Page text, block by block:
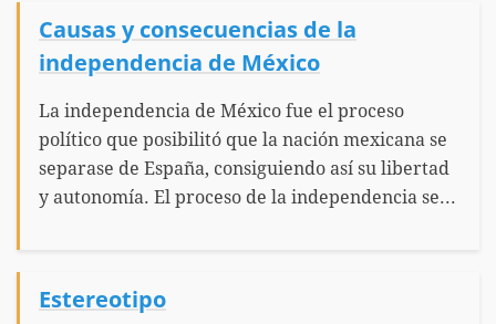
Causas y consecuencias de la
independencia de México
La independencia de México fue el proceso
político que posibilitó que la nación mexicana se
separase de España, consiguiendo así su libertad
y autonomía. El proceso de la independencia se...
Estereotipo